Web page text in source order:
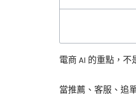
電商 AI 的重點，
當推薦、客服、追